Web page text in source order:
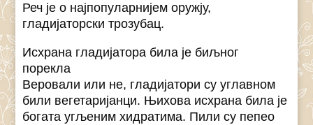
Реч је о најпопуларнијем оружју,
гладијаторски трозубац.
Исхрана гладијатора била је биљног
порекла
Веровали или не, гладијатори су углавном
били вегетаријанци. Њихова исхрана била је
богата угљеним хидратима. Пили су пепео